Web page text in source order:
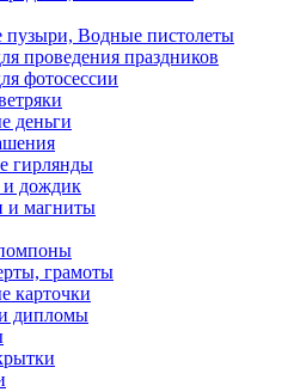
Водные пистолеты
проведения праздников
фотосессии
деньги
гирлянды
и дождик
и магниты
грамоты
карточки
дипломы